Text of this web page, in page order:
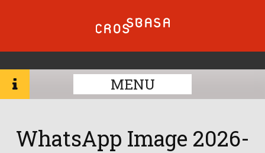
MENU
WhatsApp Image 2026-